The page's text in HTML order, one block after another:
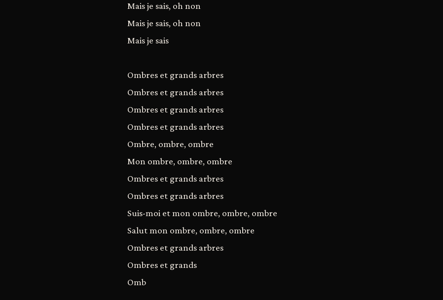
Mais je sais, oh non
Mais je sais, oh non
Mais je sais
Ombres et grands arbres
Ombres et grands arbres
Ombres et grands arbres
Ombres et grands arbres
Ombre, ombre, ombre
Mon ombre, ombre, ombre
Ombres et grands arbres
Ombres et grands arbres
Suis-moi et mon ombre, ombre, ombre
Salut mon ombre, ombre, ombre
Ombres et grands arbres
Ombres et grands
Omb